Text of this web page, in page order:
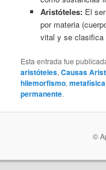
Aristóteles:El ser
por materia
vital y se clasifica
Esta entrada fue
aristóteles,Causas
hilemorfismo,metafísica
permanente.
©